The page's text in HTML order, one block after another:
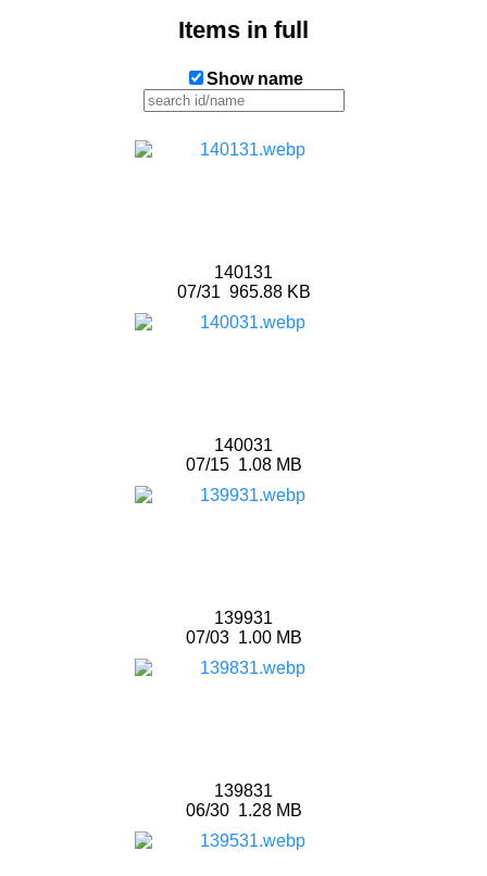
Items in full
Show name
140131
07/31 965.88 KB
140031
07/151.08 MB
139931
07/031.00 MB
139831
06/301.28 MB